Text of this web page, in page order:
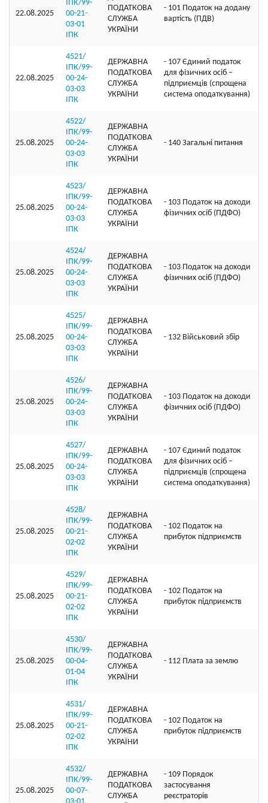
22.08.2025
ІПК/99-
00-21-
03-01
ІПК
ПОДАТКОВА
СЛУЖБА
УКРАЇНИ
- 101 Податок на додану
вартість (ПДВ)
22.08.2025
4521/
ІПК/99-
00-24-
03-03
ІПК
ДЕРЖАВНА
ПОДАТКОВА
СЛУЖБА
УКРАЇНИ
- 107 Єдиний податок
для фізичних осіб –
підприємців (спрощена
система оподаткування)
25.08.2025
4522/
ІПК/99-
00-24-
03-03
ІПК
ДЕРЖАВНА
ПОДАТКОВА
СЛУЖБА
УКРАЇНИ
- 140 Загальні питання
25.08.2025
4523/
ІПК/99-
00-24-
03-03
ІПК
ДЕРЖАВНА
ПОДАТКОВА
СЛУЖБА
УКРАЇНИ
- 103 Податок на доходи
фізичних осіб (ПДФО)
25.08.2025
4524/
ІПК/99-
00-24-
03-03
ІПК
ДЕРЖАВНА
ПОДАТКОВА
СЛУЖБА
УКРАЇНИ
- 103 Податок на доходи
фізичних осіб (ПДФО)
25.08.2025
4525/
ІПК/99-
00-24-
03-03
ІПК
ДЕРЖАВНА
ПОДАТКОВА
СЛУЖБА
УКРАЇНИ
- 132 Військовий збір
25.08.2025
4526/
ІПК/99-
00-24-
03-03
ІПК
ДЕРЖАВНА
ПОДАТКОВА
СЛУЖБА
УКРАЇНИ
- 103 Податок на доходи
фізичних осіб (ПДФО)
25.08.2025
4527/
ІПК/99-
00-24-
03-03
ІПК
ДЕРЖАВНА
ПОДАТКОВА
СЛУЖБА
УКРАЇНИ
- 107 Єдиний податок
для фізичних осіб –
підприємців (спрощена
система оподаткування)
25.08.2025
4528/
ІПК/99-
00-21-
02-02
ІПК
ДЕРЖАВНА
ПОДАТКОВА
СЛУЖБА
УКРАЇНИ
- 102 Податок на
прибуток підприємств
25.08.2025
4529/
ІПК/99-
00-21-
02-02
ІПК
ДЕРЖАВНА
ПОДАТКОВА
СЛУЖБА
УКРАЇНИ
- 102 Податок на
прибуток підприємств
25.08.2025
4530/
ІПК/99-
00-04-
01-04
ІПК
ДЕРЖАВНА
ПОДАТКОВА
СЛУЖБА
УКРАЇНИ
- 112 Плата за землю
25.08.2025
4531/
ІПК/99-
00-21-
02-02
ІПК
ДЕРЖАВНА
ПОДАТКОВА
СЛУЖБА
УКРАЇНИ
- 102 Податок на
прибуток підприємств
25.08.2025
4532/
ІПК/99-
00-07-
ДЕРЖАВНА
ПОДАТКОВА
СЛУЖБА
- 109 Порядок
застосування
реєстраторів